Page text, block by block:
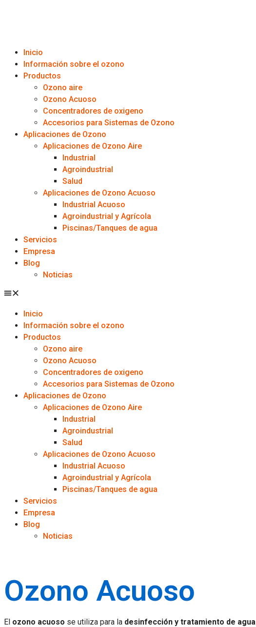
Inicio
Información sobre el ozono
Productos
Ozono aire
Ozono Acuoso
Concentradores de oxigeno
Accesorios para Sistemas de Ozono
Aplicaciones de Ozono
Aplicaciones de Ozono Aire
Industrial
Agroindustrial
Salud
Aplicaciones de Ozono Acuoso
Industrial Acuoso
Agroindustrial y Agrícola
Piscinas/Tanques de agua
Servicios
Empresa
Blog
Noticias
Inicio
Información sobre el ozono
Productos
Ozono aire
Ozono Acuoso
Concentradores de oxigeno
Accesorios para Sistemas de Ozono
Aplicaciones de Ozono
Aplicaciones de Ozono Aire
Industrial
Agroindustrial
Salud
Aplicaciones de Ozono Acuoso
Industrial Acuoso
Agroindustrial y Agrícola
Piscinas/Tanques de agua
Servicios
Empresa
Blog
Noticias
Ozono Acuoso
El ozono acuoso se utiliza para la desinfección y tratamiento de agua